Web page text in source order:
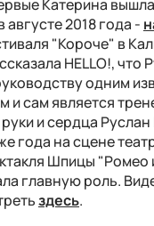
Катерина
августе 2018 года -
"Короче" в
HELLO!, что
одним
и сам является
и сердца
года на сцене
Шпицы "Ромео
главную роль.
здесь.